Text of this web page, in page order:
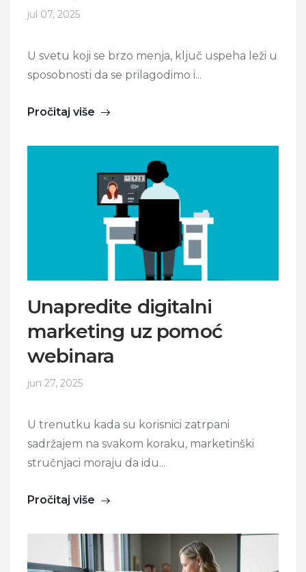
jul 07, 2025
U svetu koji se brzo menja, ključ uspeha leži u
sposobnosti da se prilagodimo i...
Pročitaj više
Unapredite digitalni
marketing uz pomoć
webinara
jun 27, 2025
U trenutku kada su korisnici zatrpani
sadržajem na svakom koraku, marketinški
stručnjaci moraju da idu...
Pročitaj više